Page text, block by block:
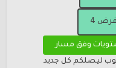
4
وفق مسار
ليصلكم كل جديد